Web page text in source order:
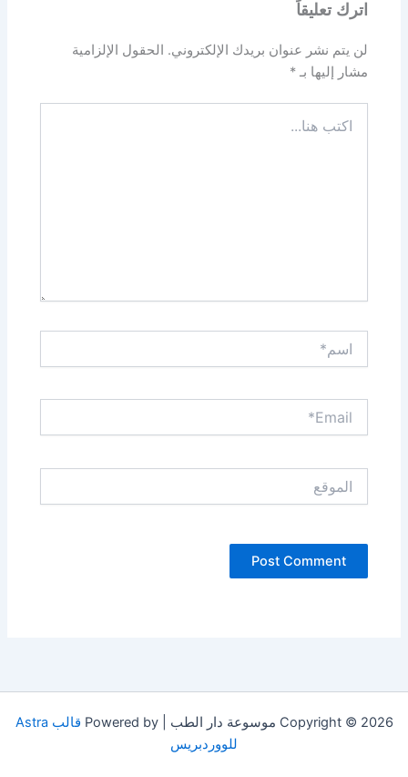
اترك تعليقاً
لن يتم نشر عنوان بريدك الإلكتروني. الحقول الإلزامية
مشار إليها بـ*
هنا...
Copyright © 2026 موسوعة دار الطب | Powered by
قالب Astra
للووردبريس